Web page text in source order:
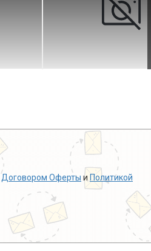
Договором Оферты и Политикой